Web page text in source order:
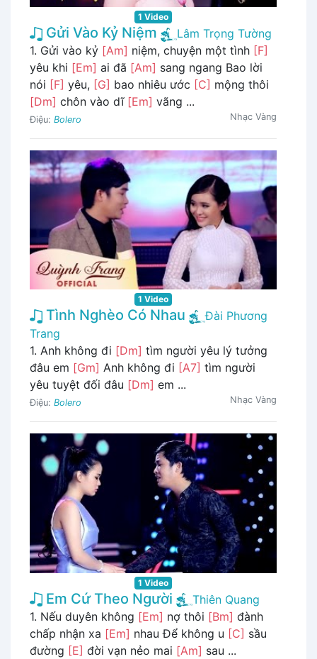
1 Video
Gửi Vào Kỷ Niệm
Lâm Trọng Tường
1. Gửi vào kỷ [Am] niệm, chuyện một tình [F]
yêu khi [Em] ai đã [Am] sang ngang Bao lời
nói [F] yêu, [G] bao nhiêu ước [C] mộng thôi
[Dm] chôn vào dĩ [Em] vãng ...
Điệu: Bolero Nhạc Vàng
1 Video
Tình Nghèo Có Nhau
Đài Phương
Trang
1. Anh không đi [Dm] tìm người yêu lý tưởng
đâu em [Gm] Anh không đi [A7] tìm người
yêu tuyệt đối đâu [Dm] em ...
Điệu: Bolero Nhạc Vàng
1 Video
Em Cứ Theo Người
Thiên Quang
1. Nếu duyên không [Em] nợ thôi [Bm] đành
chấp nhận xa [Em] nhau Để không u [C] sầu
đường [E] đời vạn nẻo mai [Am] sau ...